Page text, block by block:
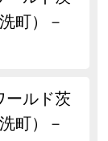
町）－
ールド茨
町）－